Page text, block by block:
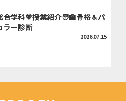
合学科💖授業紹介🧑‍🏫骨格＆パ
ラー診断
2026.07.15